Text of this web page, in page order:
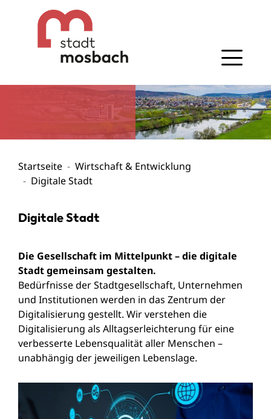
Gehe zum Navigationsbereich
Gehe zum Inhalt
Startseite
Wirtschaft & Entwicklung
Digitale Stadt
Digitale Stadt
Die Gesellschaft im Mittelpunkt – die digitale
Stadt gemeinsam gestalten.
Bedürfnisse der Stadtgesellschaft, Unternehmen
und Institutionen werden in das Zentrum der
Digitalisierung gestellt. Wir verstehen die
Digitalisierung als Alltagserleichterung für eine
verbesserte Lebensqualität aller Menschen –
unabhängig der jeweiligen Lebenslage.